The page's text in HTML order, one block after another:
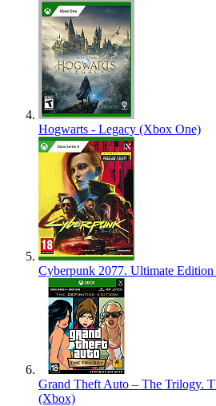
Hogwarts - Legacy (Xbox One)
Cyberpunk 2077. Ultimate
Grand Theft Auto – The Trilogy.
(Xbox)